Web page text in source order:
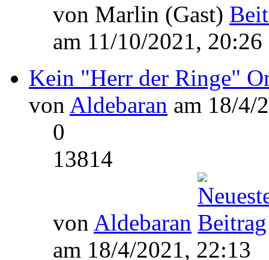
von Marlin (Gast)
am 11/10/2021, 20:26
Kein "Herr der Ringe"
von Aldebaran am 18/4/
0
13814
von Aldebaran
am 18/4/2021, 22:13